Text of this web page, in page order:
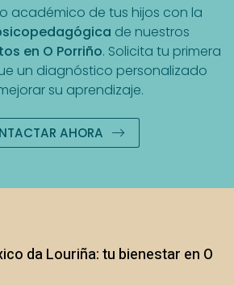
académico de tus hijos con la
de nuestros
en O Porriño. Solicita tu primera
un diagnóstico personalizado
su aprendizaje.
AHORA
da Louriña: tu bienestar en O